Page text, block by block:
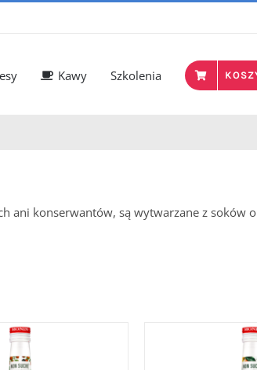
Kawy Szkolenia
ani konserwantów, są wytwarzane z soków